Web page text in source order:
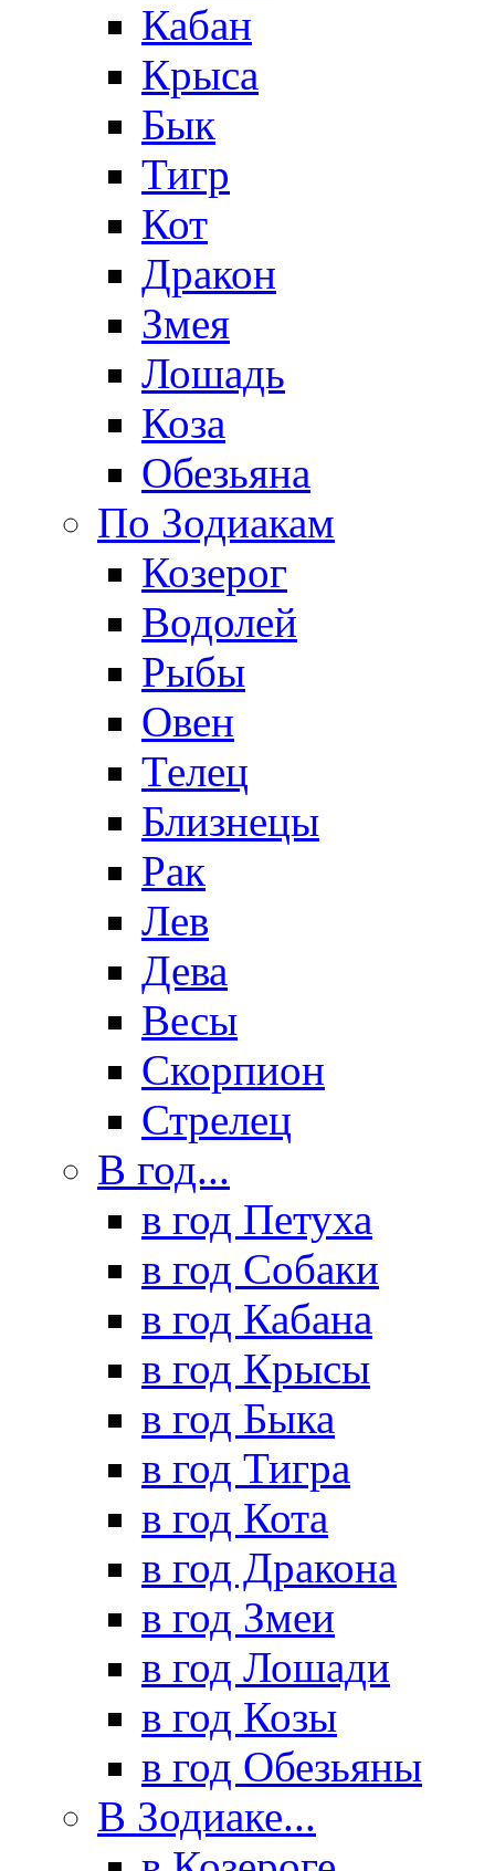
Кабан
Крыса
Бык
Тигр
Кот
Дракон
Змея
Лошадь
Коза
Обезьяна
По Зодиакам
Козерог
Водолей
Рыбы
Овен
Телец
Близнецы
Рак
Лев
Дева
Весы
Скорпион
Стрелец
В год...
в год Петуха
в год Собаки
в год Кабана
в год Крысы
в год Быка
в год Тигра
в год Кота
в год Дракона
в год Змеи
в год Лошади
в год Козы
в год Обезьяны
В Зодиаке...